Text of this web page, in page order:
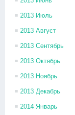
2013 Июль
2013 Август
2013 Сентябрь
2013 Октябрь
2013 Ноябрь
2013 Декабрь
2014 Январь